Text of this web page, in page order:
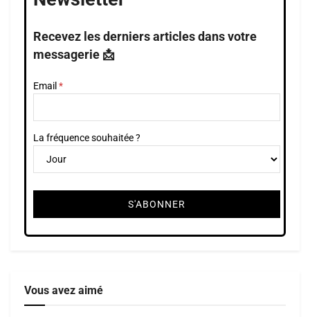
Recevez les derniers articles dans votre
messagerie 📩
Email
La fréquence souhaitée ?
Vous avez aimé